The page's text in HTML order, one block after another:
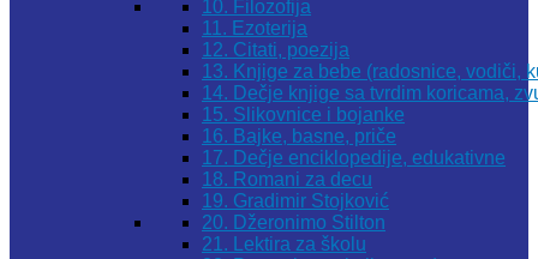
10. Filozofija
11. Ezoterija
12. Citati, poezija
13. Knjige za bebe (radosnice, vodiči,
14. Dečje knjige sa tvrdim koricama,
15. Slikovnice i bojanke
16. Bajke, basne, priče
17. Dečje enciklopedije, edukativne
18. Romani za decu
19. Gradimir Stojković
20. Džeronimo Stilton
21. Lektira za školu